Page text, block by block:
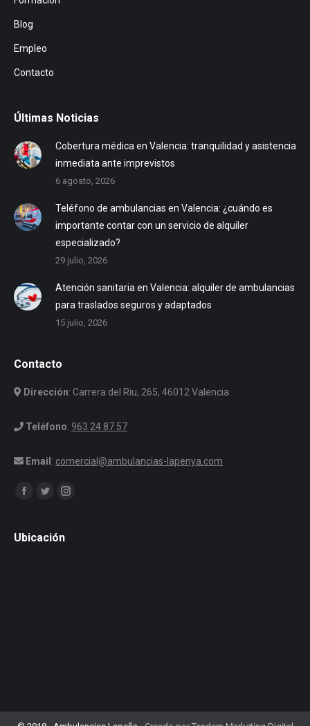
Blog
Empleo
Contacto
Últimas Noticias
Cobertura médica en Valencia: tranquilidad y asistencia
inmediata ante imprevistos
6 agosto, 2026
Teléfono de ambulancias en Valencia: ¿cuándo es
importante contar con un servicio de alquiler
especializado?
29 julio, 2026
Atención sanitaria en Valencia: alquiler de ambulancias
para traslados seguros y adaptados
15 julio, 2026
Contacto
Dirección: Carrera del Riu, 265, 46012 Valencia
Teléfono: 963 24 87 57
Email : comercial@ambulancias-lapenya.com
Encuéntranos en:
Facebook
TwitterInstagram
Ubicación